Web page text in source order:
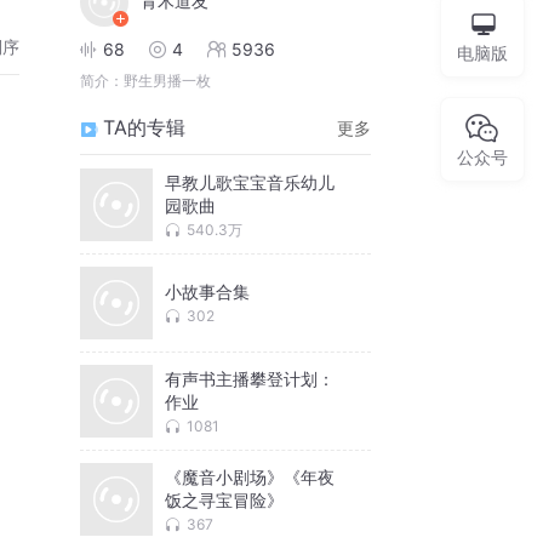
68 4 5936
简介： 野生男播一枚
TA的专辑 更多
早教儿歌宝宝音乐幼儿
园歌曲
540.3万
小故事合集
302
有声书主播攀登计划：
作业
1081
《魔音小剧场》《年夜
饭之寻宝冒险》
367
电脑版
公众号